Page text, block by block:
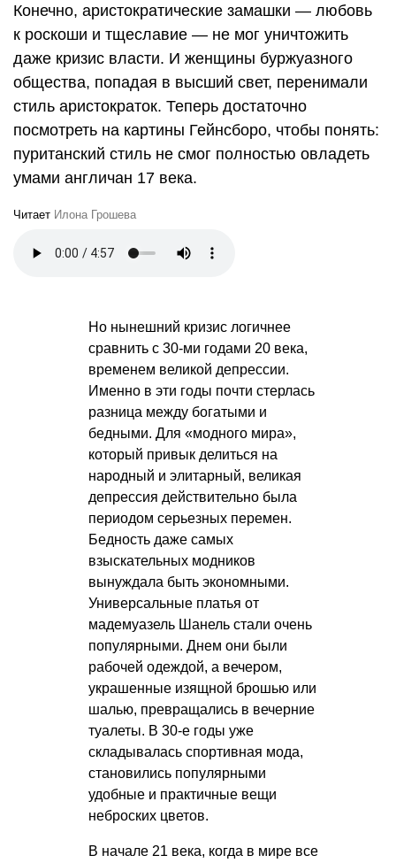
Конечно, аристократические замашки — любовь
к роскоши и тщеславие — не мог уничтожить
даже кризис власти. И женщины буржуазного
общества, попадая в высший свет, перенимали
стиль аристократок. Теперь достаточно
посмотреть на картины Гейнсборо, чтобы понять:
пуританский стиль не смог полностью овладеть
умами англичан 17 века.
Читает Илона Грошева
Но нынешний кризис логичнее
сравнить с 30-ми годами 20 века,
временем великой депрессии.
Именно в эти годы почти стерлась
разница между богатыми и
бедными. Для «модного мира»,
который привык делиться на
народный и элитарный, великая
депрессия действительно была
периодом серьезных перемен.
Бедность даже самых
взыскательных модников
вынуждала быть экономными.
Универсальные платья от
мадемуазель Шанель стали очень
популярными. Днем они были
рабочей одеждой, а вечером,
украшенные изящной брошью или
шалью, превращались в вечерние
туалеты. В 30-е годы уже
складывалась спортивная мода,
становились популярными
удобные и практичные вещи
неброских цветов.
В начале 21 века, когда в мире все